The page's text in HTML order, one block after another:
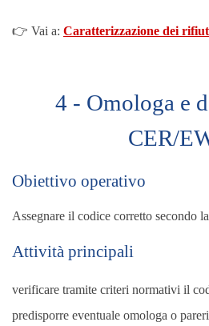
👉 Vai a: Caratterizzazione dei
4 - Omologa e
CER/
Obiettivo operativo
Assegnare il codice corretto secondo
Attività principali
verificare tramite criteri normativi il
predisporre eventuale omologa o